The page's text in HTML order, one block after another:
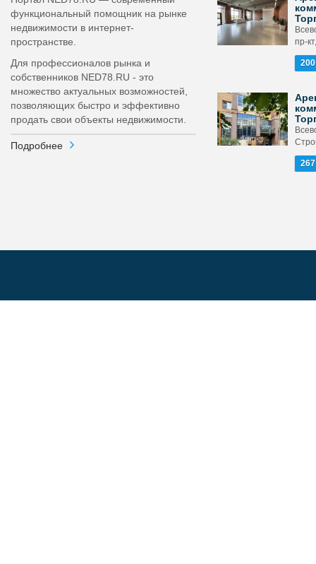
функциональный помощник на рынке
недвижимости в интернет-
пространстве.
Для профессионалов рынка и
собственников NED78.RU - это
множество актуальных возможностей,
позволяющих быстро и эффективно
продать свои объекты недвижимости.
Подробнее
пр-